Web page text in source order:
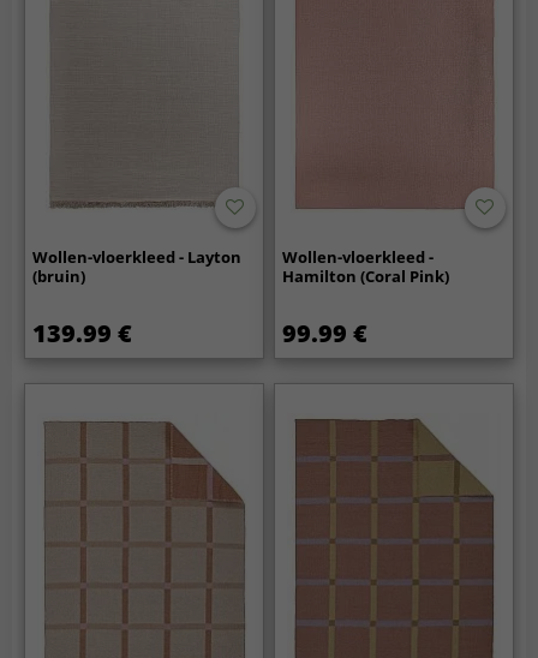
Wollen-vloerkleed - Layton
(bruin)
139.99 €
Wollen-vloerkleed -
Hamilton (Coral Pink)
99.99 €